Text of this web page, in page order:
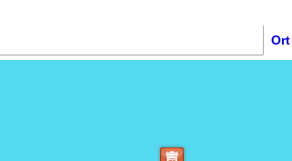
Ort